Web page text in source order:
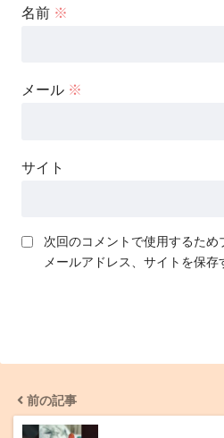
名前 ※
メール ※
サイト
次回のコメントで使用するため
メールアドレス、サイトを保存
前の記事